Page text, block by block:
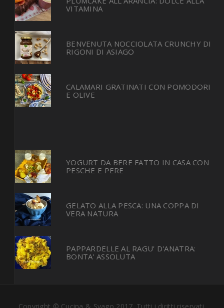
VITAMINA
BENVENUTA NOCCIOLATA CRUNCHY DI
RIGONI DI ASIAGO
CALAMARI GRATINATI CON POMODORI
E OLIVE
YOGURT DA BERE FATTO IN CASA CON
PESCHE E PERE
GELATO ALLA PESCA: UNA COPPA DI
VERA NATURA
PAPPARDELLE AL RAGU' D'ANATRA:
BONTA' ASSOLUTA